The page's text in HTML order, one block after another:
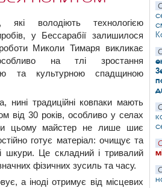
які володіють технологією
у Бессарабії залишилося
Миколи Тимаря викликає
на тлі зростання
та культурною спадщиною
нині традиційні ковпаки мають
від 30 років, особливо у селах
цьому майстер не лише шиє
готує матеріал: очищує та
шкури. Це складний і тривалий
фізичних зусиль та часу.
а іноді отримує від місцевих